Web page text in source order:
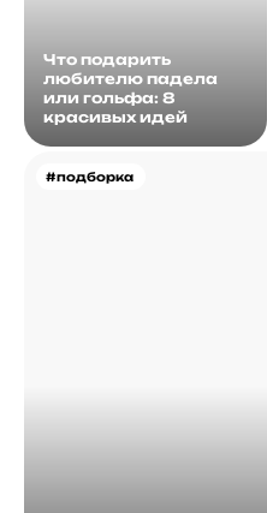
Что подарить
любителю падела
или гольфа: 8
красивых идей
#подборка